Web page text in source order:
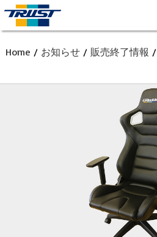
Home / お知らせ/ 販売終了情報 /